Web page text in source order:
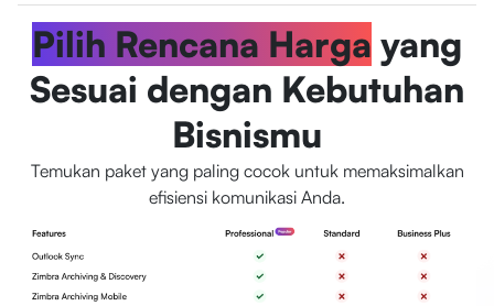
Pilih Rencana Harga yang
Sesuai dengan Kebutuhan
Bisnismu
Temukan paket yang paling cocok untuk memaksimalkan
efisiensi komunikasi Anda.